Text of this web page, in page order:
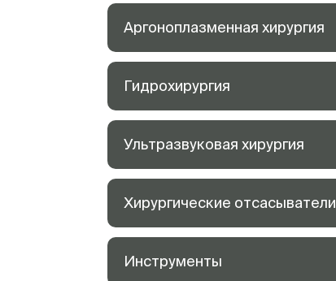
Аргоноплазменная хирургия
Гидрохирургия
Ультразвуковая хирургия
Хирургические отсасыватели
Инструменты